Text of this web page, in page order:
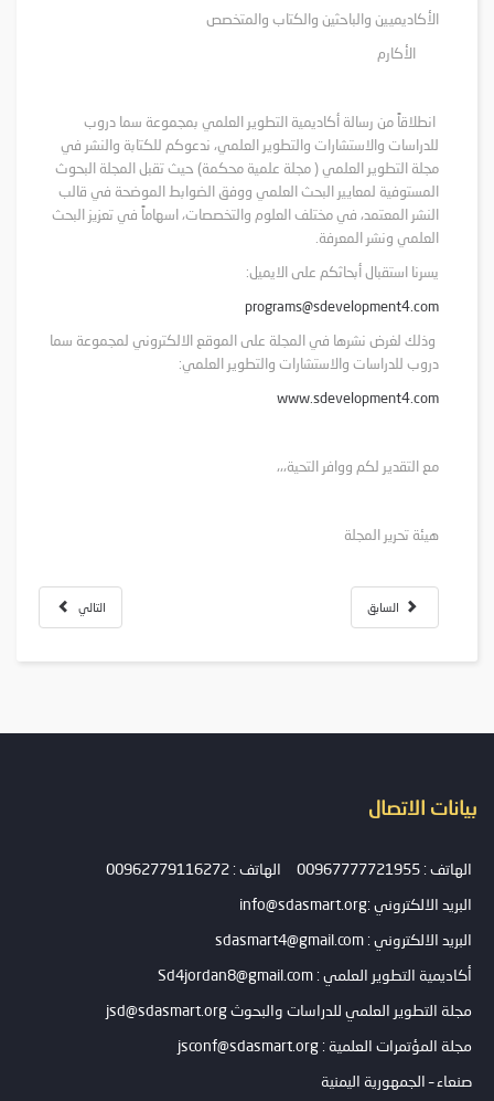
الأكاديميين والباحثين والكتاب والمتخصص
الأكارم
انطلاقاً من رسالة أكاديمية التطوير العلمي بمجموعة سما دروب
للدراسات والاستشارات والتطوير العلمي، ندعوكم للكتابة والنشر في
مجلة التطوير العلمي ( مجلة علمية محكمة) حيث تقبل المجلة البحوث
المستوفية لمعايير البحث العلمي ووفق الضوابط الموضحة في قالب
النشر المعتمد، في مختلف العلوم والتخصصات، اسهاماً في تعزيز البحث
العلمي ونشر المعرفة.
يسرنا استقبال أبحاثكم على الايميل:
programs@sdevelopment4.com
وذلك لغرض نشرها في المجلة على الموقع الالكتروني لمجموعة سما
دروب للدراسات والاستشارات والتطوير العلمي:
www.sdevelopment4.com
مع التقدير لكم ووافر التحية،،،
هيئة تحرير المجلة
السابق التالي
بيانات الاتصال
الهاتف : 00967777721955 الهاتف : 00962779116272
البريد الالكتروني :info@sdasmart.org
البريد الالكتروني : sdasmart4@gmail.com
أكاديمية التطوير العلمي : Sd4jordan8@gmail.com
مجلة التطوير العلمي للدراسات والبحوث jsd@sdasmart.org
مجلة المؤتمرات العلمية : jsconf@sdasmart.org
صنعاء – الجمهورية اليمنية